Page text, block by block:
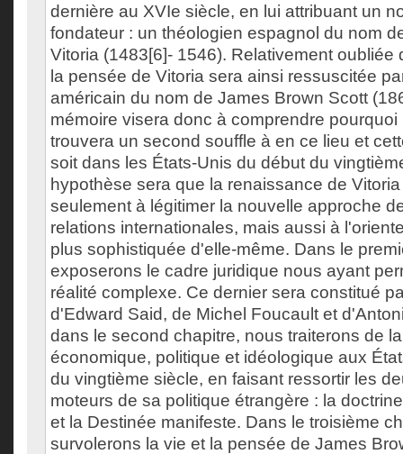
dernière au XVIe siècle, en lui attribuant un
fondateur : un théologien espagnol du nom
Vitoria (1483[6]- 1546). Relativement oubliée
la pensée de Vitoria sera ainsi ressuscitée
américain du nom de James Brown Scott
mémoire visera donc à comprendre
trouvera un second souffle à en ce lieu et
soit dans les États-Unis du début du
hypothèse sera que la renaissance de
seulement à légitimer la nouvelle approche
relations internationales, mais aussi à
plus sophistiquée d'elle-même. Dans le
exposerons le cadre juridique nous ayant
réalité complexe. Ce dernier sera constitué
d'Edward Said, de Michel Foucault et
dans le second chapitre, nous traiterons de
économique, politique et idéologique aux
du vingtième siècle, en faisant ressortir les
moteurs de sa politique étrangère : la
et la Destinée manifeste. Dans le troisième
survolerons la vie et la pensée de James